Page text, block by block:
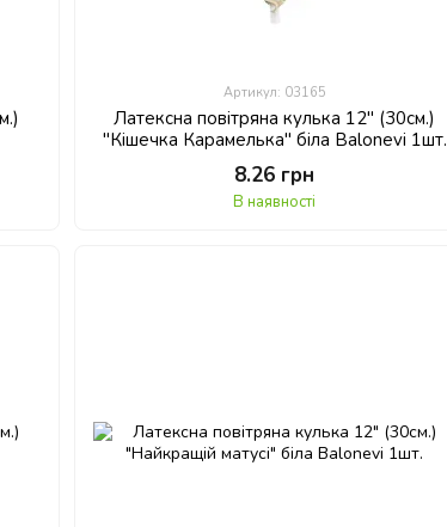
Артикул: 03165
Латексна повітряна кулька 12" (30см.)
"Кішечка Карамелька" біла Balonevi 1шт.
8.26 грн
В наявності